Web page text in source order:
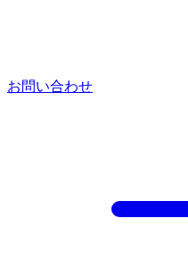
お問い合わせ